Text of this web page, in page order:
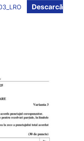
Descarcă